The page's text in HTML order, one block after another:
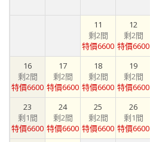
11
剩2間
特價6600
12
剩2間
特價6600
16
剩2間
特價6600
17
剩2間
特價6600
18
剩2間
特價6600
19
剩2間
特價6600
23
剩1間
特價6600
24
剩2間
特價6600
25
剩2間
特價6600
26
剩1間
特價6600